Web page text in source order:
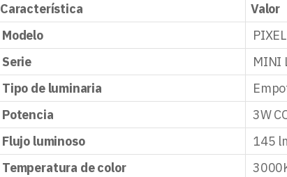
Característica
Valor
Modelo
PIXEL
Serie
MINI
Tipo de luminaria
Potencia
3W
Flujo luminoso
145
Temperatura de color